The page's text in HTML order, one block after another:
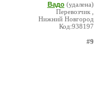
Вадо (удалена)
Перевозчик ,
Нижний Новгород
Код:938197
#9